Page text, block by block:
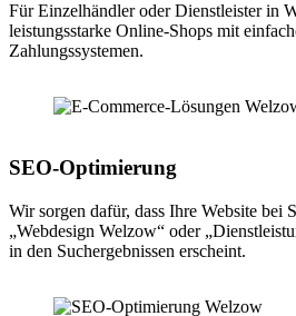
Für Einzelhändler oder Dienstleister in
leistungsstarke Online-Shops mit
Zahlungssystemen.
SEO-Optimierung
Wir sorgen dafür, dass Ihre Website bei
„Webdesign Welzow“ oder
in den Suchergebnissen erscheint.